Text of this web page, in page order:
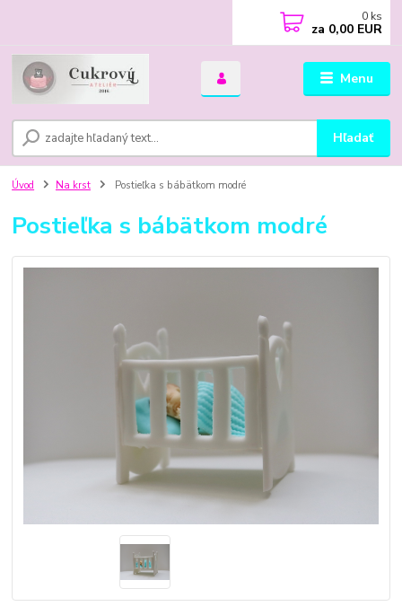
Menu
Hľadať
0 ks
za 0,00 EUR
Úvod Na krst Postieľka s bábätkom modré
Postieľka s bábätkom modré